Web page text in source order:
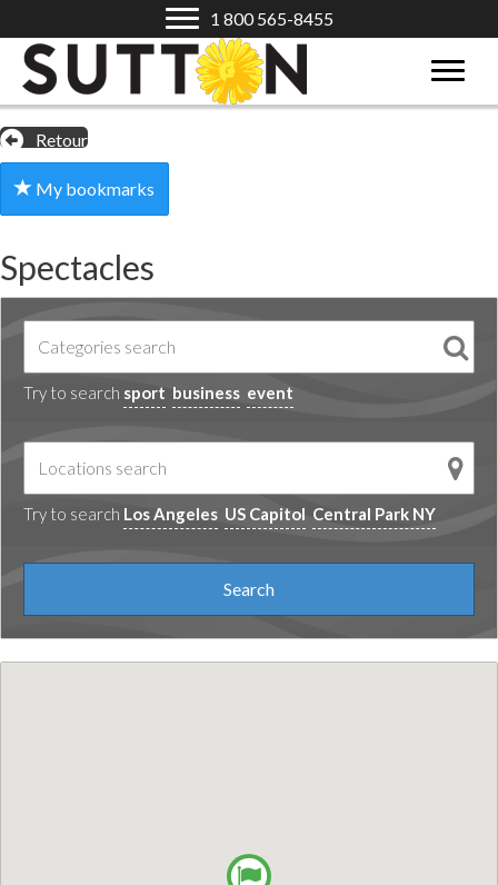
1 800 565-8455
Retour
My bookmarks
Spectacles
Try to search sport business event
Try to search Los Angeles US Capitol Central Park NY